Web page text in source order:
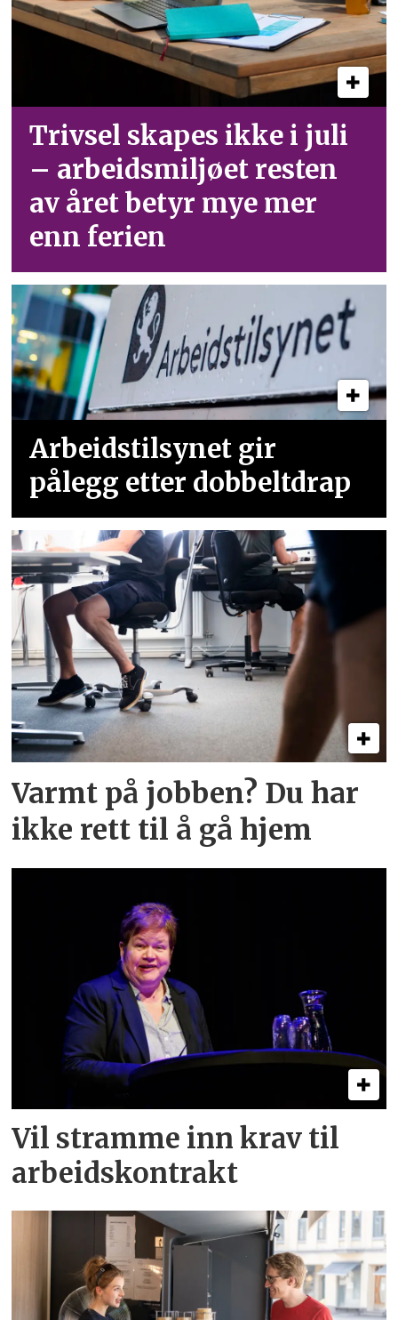
Trivsel skapes ikke i juli
– arbeid­smiljøet resten
av året betyr mye mer
enn ferien
Arbeidstilsynet gir
pålegg etter dobbeltdrap
Varmt på jobben? Du har
ikke rett til å gå hjem
Vil stramme inn krav til
arbeids­kontrakt